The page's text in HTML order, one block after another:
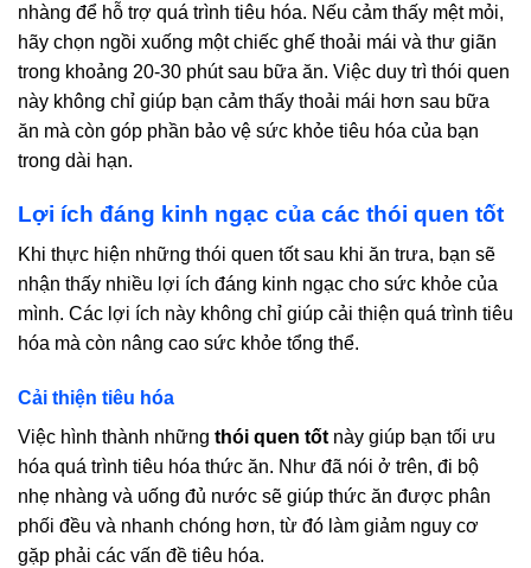
nhàng để hỗ trợ quá trình tiêu hóa. Nếu cảm thấy mệt mỏi,
hãy chọn ngồi xuống một chiếc ghế thoải mái và thư giãn
trong khoảng 20-30 phút sau bữa ăn. Việc duy trì thói quen
này không chỉ giúp bạn cảm thấy thoải mái hơn sau bữa
ăn mà còn góp phần bảo vệ sức khỏe tiêu hóa của bạn
trong dài hạn.
Lợi ích đáng kinh ngạc của các thói quen tốt
Khi thực hiện những thói quen tốt sau khi ăn trưa, bạn sẽ
nhận thấy nhiều lợi ích đáng kinh ngạc cho sức khỏe của
mình. Các lợi ích này không chỉ giúp cải thiện quá trình tiêu
hóa mà còn nâng cao sức khỏe tổng thể.
Cải thiện tiêu hóa
Việc hình thành những thói quen tốt này giúp bạn tối ưu
hóa quá trình tiêu hóa thức ăn. Như đã nói ở trên, đi bộ
nhẹ nhàng và uống đủ nước sẽ giúp thức ăn được phân
phối đều và nhanh chóng hơn, từ đó làm giảm nguy cơ
gặp phải các vấn đề tiêu hóa.